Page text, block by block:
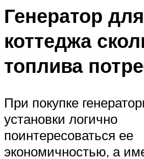
Генератор для
коттеджа
топлива
При покупке
установки логично
поинтересоваться ее
экономичностью, а